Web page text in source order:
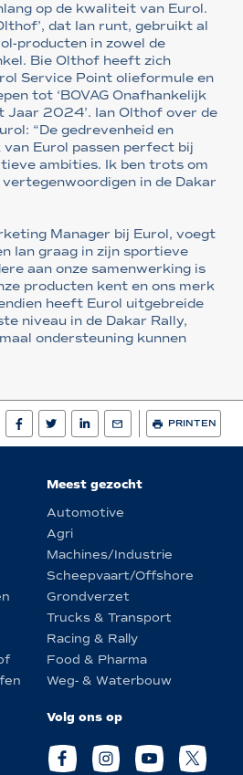
op de kwaliteit van Eurol.
dat Ian runt, gebruikt al
producten in zowel de
Bie Olthof heeft zich
Service Point olieformule en
tot ‘BOVAG Onafhankelijk
Jaar 2024’. Ian Olthof over de
“De gedrevenheid en
Eurol passen perfect bij
ambities. Ik ben trots om
in de Dakar
Manager bij Eurol, voegt
Ian graag in zijn sportieve
aan onze samenwerking is
producten kent en ons merk
heeft Eurol uitgebreide
niveau in de Dakar Rally,
ondersteuning kunnen
PRINTEN
Meest gezocht
Automotive
Agri
Machines/Industrie
Scheepvaart/Offshore
Grondverzet
Trucks & Transport
Racing & Rally
Food & Pharma
Weg- & Waterbouw
Volg ons op